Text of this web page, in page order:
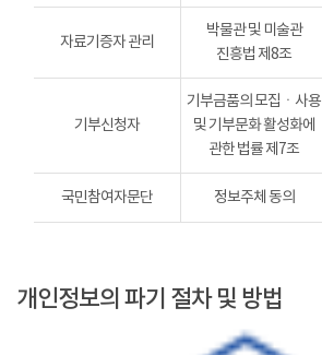
자료기증자 관리
박물관 및 미술관
진흥법 제8조
기부신청자
기부금품의 모집ㆍ사용
및 기부문화 활성화에
관한 법률 제7조
국민참여자문단 정보주체 동의
개인정보의 파기 절차 및 방법